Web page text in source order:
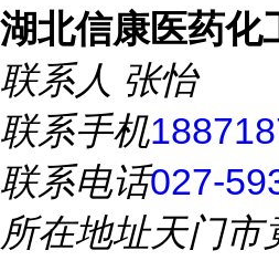
湖北信康医药化
联系人 张怡
联系手机
联系电话027-
所在地址天门市